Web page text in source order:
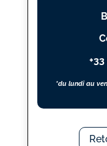
*du lundi au